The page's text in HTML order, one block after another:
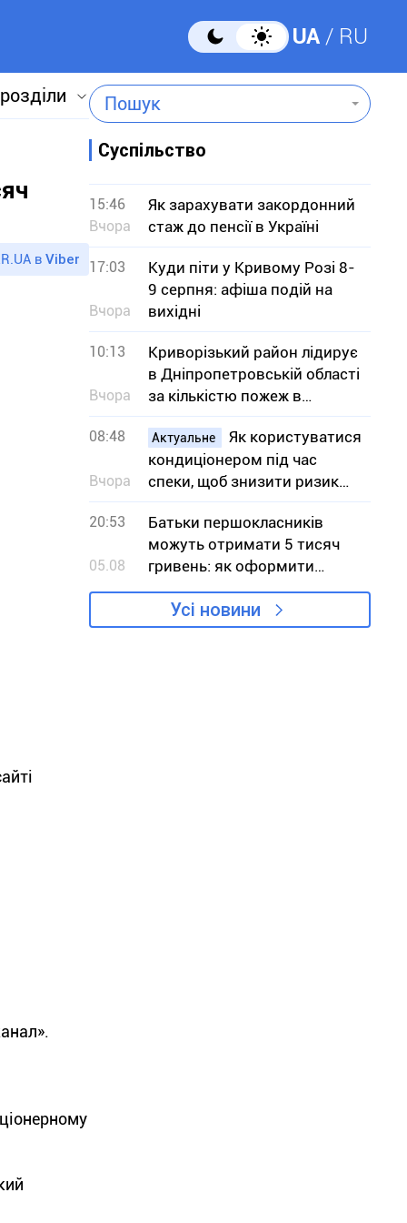
UA RU
Пошук
в Viber
Суспільство
15:46
Вчора
Як зарахувати закордонний
стаж до пенсії в Україні
17:03
Вчора
Куди піти у Кривому Розі 8-
9 серпня: афіша подій на
вихідні
10:13
Вчора
Криворізький район лідирує
в Дніпропетровській області
за кількістю пожеж в
екосистемах
08:48
Вчора
Актуальне
Як користуватися
кондиціонером під час
спеки, щоб знизити ризик
вимушених відключень
світла
20:53
05.08
Батьки першокласників
можуть отримати 5 тисяч
гривень: як оформити
«Пакунок школяра»
Усі новини